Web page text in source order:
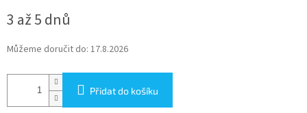
cena:
3 až 5 dnů
Můžeme doručit do: 17.8.2026
Přidat do košíku